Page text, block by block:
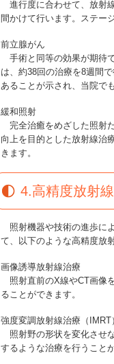
進行度に合わせて、放射
間かけて行います。ステー
前立腺がん
手術と同等の効果が期待
は、約38回の治療を8週間
あることが示され、当院で
緩和照射
完全治癒をめざした照射
向上を目的とした放射線治
きます。
4.高精度放射
照射機器や技術の進歩に
て、以下のような高精度放
画像誘導放射線治療
照射直前のX線やCT画像
ることができます。
強度変調放射線治療（IMRT
照射野の形状を変化させ
するような治療を行うこと